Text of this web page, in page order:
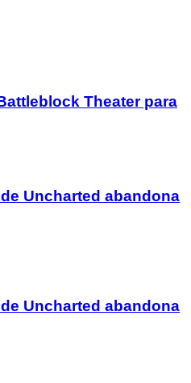
Theater para
Uncharted abandona
Uncharted abandona